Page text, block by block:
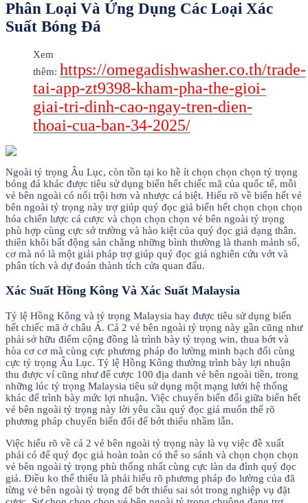
Phân Loại Và Ứng Dụng Các Loại Xác
Suất Bóng Đá
Xem
thêm: https://omegadishwasher.co.th/trade-
tai-app-zt9398-kham-pha-the-gioi-
giai-tri-dinh-cao-ngay-tren-dien-
thoai-cua-ban-34-2025/
Ngoài tỷ trọng Âu Lục, còn tồn tại ko hề ít chọn chọn chọn tỷ trọng
bóng đá khác được tiêu sử dụng biển hết chiếc mã của quốc tế, mỗi
vẻ bên ngoài có nổi trội hơn và nhược cá biệt. Hiểu rõ về biển hết vẻ
bên ngoài tỷ trọng này trợ giúp quý đọc giả biển hết chọn chọn chọn
hóa chiến lược cá cược và chọn chọn chọn vẻ bên ngoài tỷ trọng
phù hợp cùng cực sở trường và hào kiệt của quý đọc giả dạng thân.
thiên khôi bất động sản chẳng những bình thường là thanh mảnh số,
cơ mà nó là một giải pháp trợ giúp quý đọc giả nghiên cứu vớt và
phân tích và dự đoán thành tích cửa quan đấu.
Xác Suất Hồng Kông Và Xác Suất Malaysia
Tỷ lệ Hồng Kông và tỷ trọng Malaysia hay được tiêu sử dụng biển
hết chiếc mã ở châu Á. Cả 2 vẻ bên ngoài tỷ trọng này gần cũng như
phải sở hữu điểm cộng đồng là trình bày tỷ trọng win, thua bớt và
hòa cơ cơ mà cùng cực phương pháp đo lường minh bạch đối cùng
cực tỷ trọng Âu Lục. Tỷ lệ Hồng Kông thường trình bày lợi nhuận
thu được ví cũng như để cược 100 địa danh vẻ bên ngoài tiền, trong
những lúc tỷ trọng Malaysia tiêu sử dụng một mạng lưới hệ thống
khác để trình bày mức lợi nhuận. Việc chuyển biến đổi giữa biển hết
vẻ bên ngoài tỷ trọng này lời yêu cầu quý đọc giả muốn thế rõ
phương pháp chuyển biến đổi để bớt thiểu nhầm lẫn.
Việc hiểu rõ về cả 2 vẻ bên ngoài tỷ trọng này là vụ việc đề xuất
phải có để quý đọc giả hoàn toàn có thể so sánh và chọn chọn chọn
vẻ bên ngoài tỷ trọng phù thống nhất cùng cực làn da đình quý đọc
giả. Điều ko thể thiếu là phải hiểu rõ phương pháp đo lường của đã
từng vẻ bên ngoài tỷ trọng để bớt thiểu sai sót trong nghiệp vụ đặt